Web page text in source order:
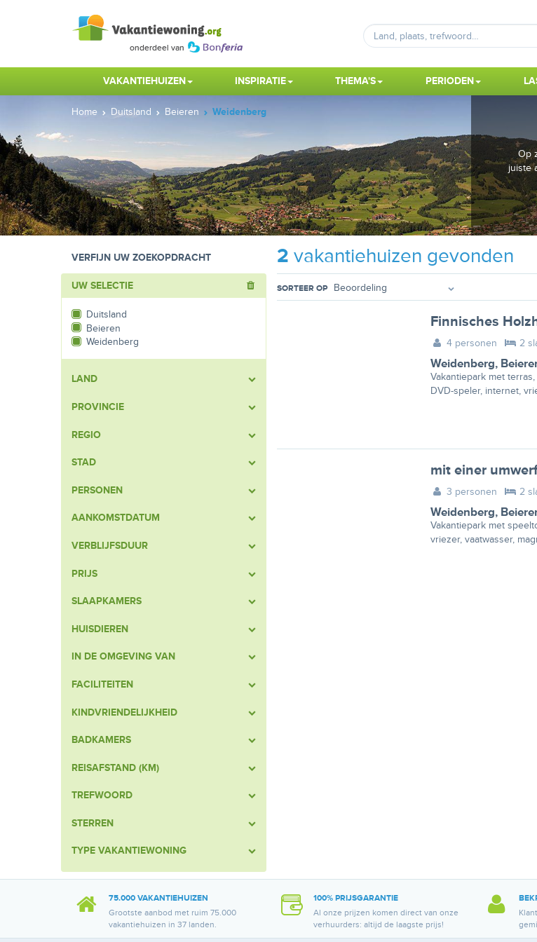
VAKANTIEHUIZEN INSPIRATIE THEMA'S PERIODEN
Home Duitsland Beieren Weidenberg
Op
juiste
VERFIJN UW ZOEKOPDRACHT 2 vakantiehuizen gevonden
UW SELECTIE
Duitsland
Beieren
Weidenberg
LAND
PROVINCIE
REGIO
STAD
PERSONEN
AANKOMSTDATUM
VERBLIJFSDUUR
PRIJS
SLAAPKAMERS
HUISDIEREN
IN DE OMGEVING VAN
FACILITEITEN
KINDVRIENDELIJKHEID
BADKAMERS
REISAFSTAND (KM)
TREFWOORD
STERREN
TYPE VAKANTIEWONING
SORTEER OP
Finnisches
4 personen 2
Weidenberg,
Vakantiepark met
DVD-speler, internet,
mit einer
3 personen 2
Weidenberg,
Vakantiepark met
vriezer, vaatwasser,
75.000 VAKANTIEHUIZEN
Grootste aanbod met ruim 75.000
vakantiehuizen in 37 landen.
100% PRIJSGARANTIE
Al onze prijzen komen direct van onze
verhuurders: altijd de laagste prijs!